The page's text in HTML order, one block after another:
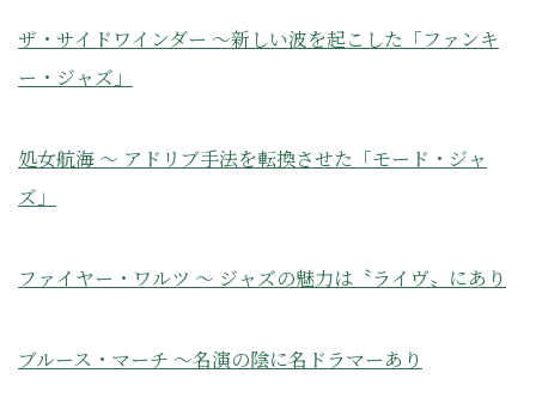
ザ・サイドワインダー ～新しい波を起こした「ファンキ
ー・ジャズ」
処女航海 ～ アドリブ手法を転換させた「モード・ジャ
ズ」
ファイヤー・ワルツ 〜 ジャズの魅力は〝ライヴ〟にあり
ブルース・マーチ ～名演の陰に名ドラマーあり